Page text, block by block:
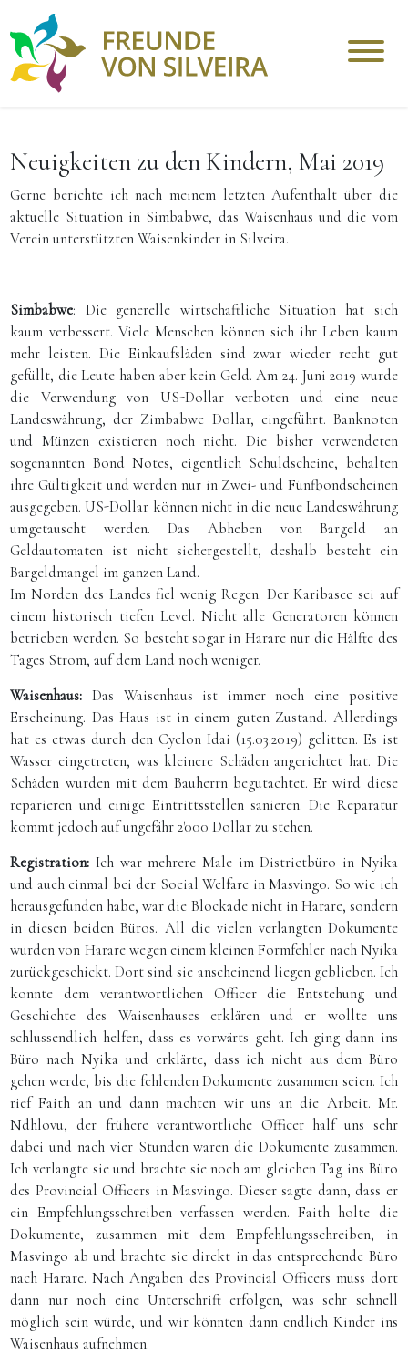
Neuigkeiten zu den Kindern, Mai 2019
Gerne berichte ich nach meinem letzten Aufenthalt über die
aktuelle Situation in Simbabwe, das Waisenhaus und die vom
Verein unterstützten Waisenkinder in Silveira.
Simbabwe: Die generelle wirtschaftliche Situation hat sich
kaum verbessert. Viele Menschen können sich ihr Leben kaum
mehr leisten. Die Einkaufsläden sind zwar wieder recht gut
gefüllt, die Leute haben aber kein Geld. Am 24. Juni 2019 wurde
die Verwendung von US-Dollar verboten und eine neue
Landeswährung, der Zimbabwe Dollar, eingeführt. Banknoten
und Münzen existieren noch nicht. Die bisher verwendeten
sogenannten Bond Notes, eigentlich Schuldscheine, behalten
ihre Gültigkeit und werden nur in Zwei- und Fünfbondscheinen
ausgegeben. US-Dollar können nicht in die neue Landeswährung
umgetauscht werden. Das Abheben von Bargeld an
Geldautomaten ist nicht sichergestellt, deshalb besteht ein
Bargeldmangel im ganzen Land.
Im Norden des Landes fiel wenig Regen. Der Karibasee sei auf
einem historisch tiefen Level. Nicht alle Generatoren können
betrieben werden. So besteht sogar in Harare nur die Hälfte des
Tages Strom, auf dem Land noch weniger.
Waisenhaus: Das Waisenhaus ist immer noch eine positive
Erscheinung. Das Haus ist in einem guten Zustand. Allerdings
hat es etwas durch den Cyclon Idai (15.03.2019) gelitten. Es ist
Wasser eingetreten, was kleinere Schäden angerichtet hat. Die
Schäden wurden mit dem Bauherrn begutachtet. Er wird diese
reparieren und einige Eintrittsstellen sanieren. Die Reparatur
kommt jedoch auf ungefähr 2'000 Dollar zu stehen.
Registration: Ich war mehrere Male im Districtbüro in Nyika
und auch einmal bei der Social Welfare in Masvingo. So wie ich
herausgefunden habe, war die Blockade nicht in Harare, sondern
in diesen beiden Büros. All die vielen verlangten Dokumente
wurden von Harare wegen einem kleinen Formfehler nach Nyika
zurückgeschickt. Dort sind sie anscheinend liegen geblieben. Ich
konnte dem verantwortlichen Officer die Entstehung und
Geschichte des Waisenhauses erklären und er wollte uns
schlussendlich helfen, dass es vorwärts geht. Ich ging dann ins
Büro nach Nyika und erklärte, dass ich nicht aus dem Büro
gehen werde, bis die fehlenden Dokumente zusammen seien. Ich
rief Faith an und dann machten wir uns an die Arbeit. Mr.
Ndhlovu, der frühere verantwortliche Officer half uns sehr
dabei und nach vier Stunden waren die Dokumente zusammen.
Ich verlangte sie und brachte sie noch am gleichen Tag ins Büro
des Provincial Officers in Masvingo. Dieser sagte dann, dass er
ein Empfehlungsschreiben verfassen werden. Faith holte die
Dokumente, zusammen mit dem Empfehlungsschreiben, in
Masvingo ab und brachte sie direkt in das entsprechende Büro
nach Harare. Nach Angaben des Provincial Officers muss dort
dann nur noch eine Unterschrift erfolgen, was sehr schnell
möglich sein würde, und wir könnten dann endlich Kinder ins
Waisenhaus aufnehmen.